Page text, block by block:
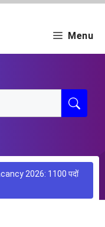
Menu
2026: 1100 पदों